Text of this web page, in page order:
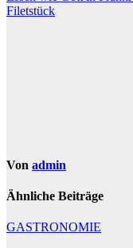
Filetstück
Von admin
Ähnliche Beiträge
GASTRONOMIE